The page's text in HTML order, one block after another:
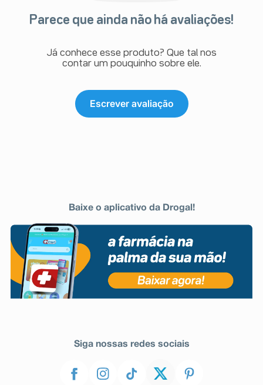
Parece que ainda não há avaliações!
Já conhece esse produto? Que tal nos
contar um pouquinho sobre ele.
Escrever avaliação
Baixe o aplicativo da Drogal!
Siga nossas redes sociais